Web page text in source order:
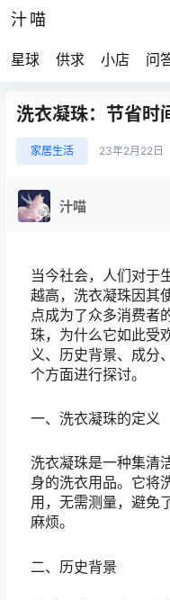
汁喵
星球 供求 小店 问
洗衣凝珠：节省时
家居生活 23年2月22日
汁喵
当今社会，人们对于
越高，洗衣凝珠因其
点成为了众多消费者
珠，为什么它如此受
义、历史背景、成分
个方面进行探讨。
一、洗衣凝珠的定义
洗衣凝珠是一种集清
身的洗衣用品。它将
用，无需测量，避免
麻烦。
二、历史背景